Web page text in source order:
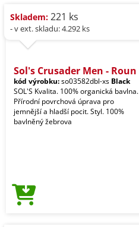
Skladem: 221 ks
- v ext. skladu: 4.292 ks
Sol's Crusader Men - Roun
kód výrobku:so03582dbl-xs Black
SOL'S Kvalita. 100% organická bavlna.
Přírodní povrchová úprava pro
jemnější a hladší pocit. Styl. 100%
bavlněný žebrova